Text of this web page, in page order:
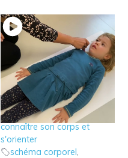
6 – Jouer avec le
schéma corporel
connaître son corps et
s'orienter
schéma corporel,